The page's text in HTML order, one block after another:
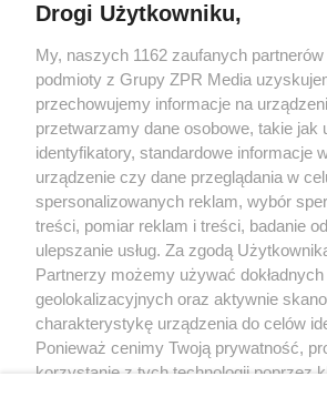
Żaden utwór zamieszczony w serwisie nie może
rozpowszechniany lub dalej rozpowszechniany w
tym także elektroniczny lub mechaniczny) na
eksploatacji w jakiejkolwiek formie, włącznie z
bez pisemnej zgody właściciela praw. Jakiekolwiek
wykorzystanie utworów w całości lub w części z
bez właściwej zgody, jest zabronione pod groźbą
prawnie.
O nas
Drogi Użytkowniku,
My, naszych 1162 zaufanych
podmioty z Grupy ZPR Media
przechowujemy informacje na
przetwarzamy dane osobowe, takie jak
identyfikatory, standardowe informacje
urządzenie czy dane przeglądania w
spersonalizowanych reklam, wybór
treści, pomiar reklam i treści, badanie
ulepszanie usług. Za zgodą
Partnerzy możemy używać
geolokalizacyjnych oraz aktywnie
charakterystykę urządzenia do celów
Ponieważ cenimy Twoją prywatność,
korzystanie z tych technologii poprzez